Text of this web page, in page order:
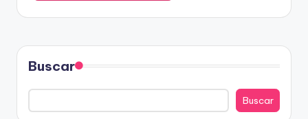
Buscar
Buscar